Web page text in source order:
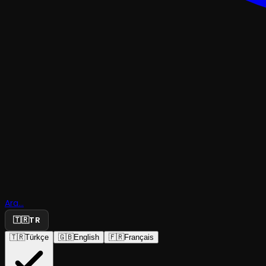
Ara...
🇹🇷TR
🇹🇷Türkçe 🇬🇧English 🇫🇷Français
Çizmeli